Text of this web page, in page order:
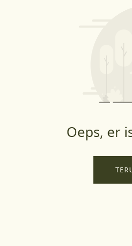
Oeps, er